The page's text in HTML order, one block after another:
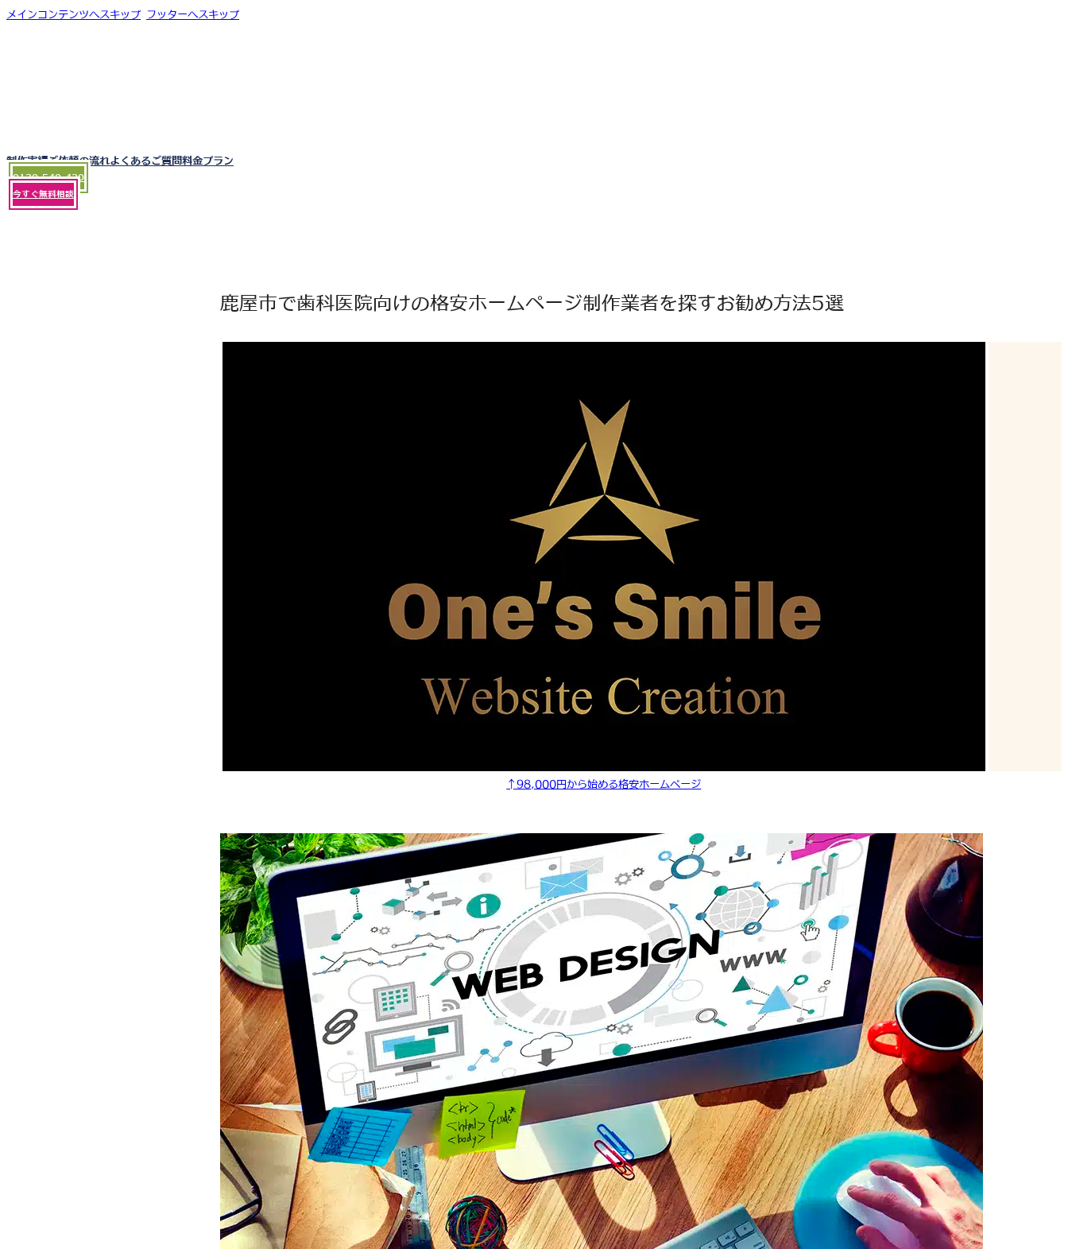
メインコンテンツへスキップ フッターへスキップ
制作実績ご依頼の流れ よくあるご質問料金プラン
0120-540-430
今すぐ無料相談
鹿屋市で歯科医院向けの格安ホームページ制作業者を探すお勧め方法5選
↑98,000円から始める格安ホームページ